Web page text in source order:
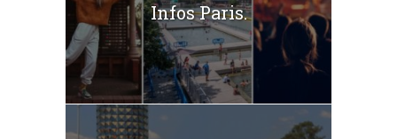
Infos Paris.